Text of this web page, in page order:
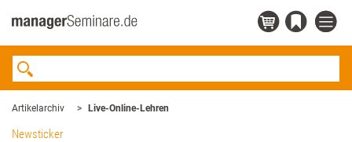
Artikelarchiv Live-Online-Lehren
Newsticker